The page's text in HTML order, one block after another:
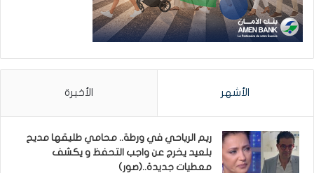
الأشهر الأخيرة
ريم الرياحي في ورطة.. محامي طليقها مديح
بلعيد يخرج عن واجب التحفظ و يكشف
معطيات جديدة..(صور)